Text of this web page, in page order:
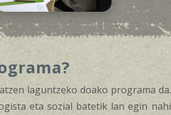
laguntzeko doako programa da.
eta sozial batetik lan egin nahi